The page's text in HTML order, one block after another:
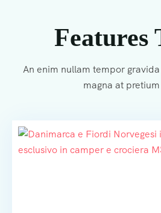
Features
An enim nullam tempor
magna at